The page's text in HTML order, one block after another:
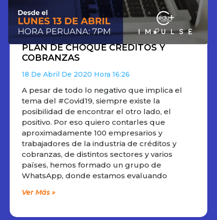
PLAN DE CHOQUE CRÉDITOS Y
COBRANZAS
18 De Abril De 2020 16:26
A pesar de todo lo negativo que implica el
tema del #Covid19, siempre existe la
posibilidad de encontrar el otro lado, el
positivo. Por eso quiero contarles que
aproximadamente 100 empresarios y
trabajadores de la industria de créditos y
cobranzas, de distintos sectores y varios
países, hemos formado un grupo de
WhatsApp, donde estamos evaluando
Ver Más »